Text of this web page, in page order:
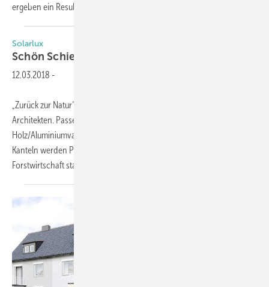
ergeben ein Resultat, das sich sehen
Solarlux
Schön Schieben mit
12.03.2018 -
„Zurück zur Natur“ wird immer mehr zum Motto vieler Bauherren und
Architekten. Passend dazu stellt Solarlux die Holz- bzw.
Holz/Aluminiumvariante der neuen Glas-Faltwand vor: Für ihre
Kanteln werden Premiumhölzer verwendet, die aus nachhaltiger
Forstwirtschaft stammen. Der Anbieter spricht